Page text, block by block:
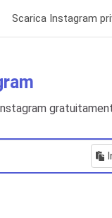
Scarica Instagram